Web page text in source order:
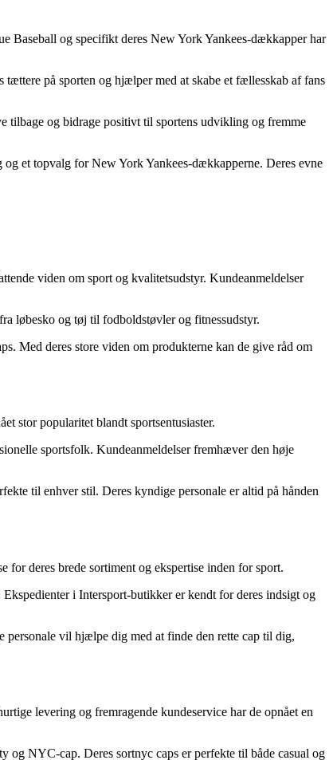
Baseball og specifikt deres New York Yankees-dækkapper har
på sporten og hjælper med at skabe et fællesskab af fans
tilbage og bidrage positivt til sportens udvikling og fremme
et topvalg for New York Yankees-dækkapperne. Deres evne
viden om sport og kvalitetsudstyr. Kundeanmeldelser
løbesko og tøj til fodboldstøvler og fitnessudstyr.
Med deres store viden om produkterne kan de give råd om
stor popularitet blandt sportsentusiaster.
sportsfolk. Kundeanmeldelser fremhæver den høje
til enhver stil. Deres kyndige personale er altid på hånden
deres brede sortiment og ekspertise inden for sport.
i Intersport-butikker er kendt for deres indsigt og
personale vil hjælpe dig med at finde den rette cap til dig,
levering og fremragende kundeservice har de opnået en
og NYC-cap. Deres sortnyc caps er perfekte til både casual og